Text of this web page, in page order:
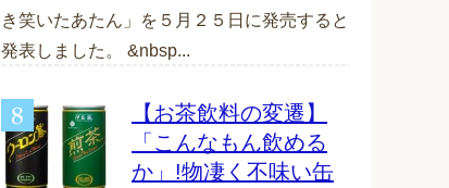
き笑いたあたん」を５月２５日に発売すると
発表しました。 &nbsp...
【お茶飲料の変遷】
「こんなもん飲める
か」!物凄く不味い缶